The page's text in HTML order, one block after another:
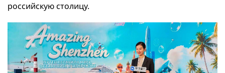
российскую столицу.